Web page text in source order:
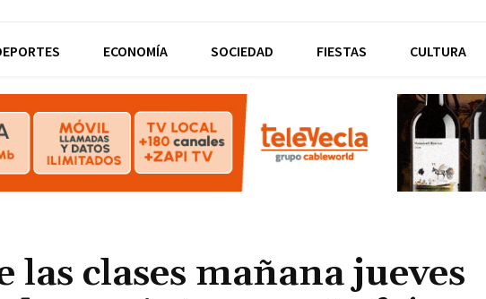
ECONOMÍA SOCIEDAD FIESTAS CULTURA
las clases mañana jueves